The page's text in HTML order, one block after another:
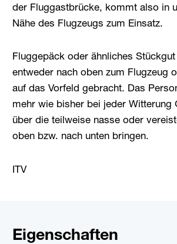
der Fluggastbrücke, kommt also in
Nähe des Flugzeugs zum Einsatz.
Fluggepäck oder ähnliches
entweder nach oben zum Flugzeug
auf das Vorfeld gebracht. Das
mehr wie bisher bei jeder Witterung
über die teilweise nasse oder
oben bzw. nach unten bringen.
ITV
Eigenschaften